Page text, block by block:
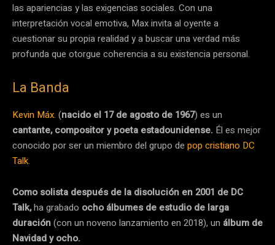
las apariencias y las exigencias sociales. Con una
interpretación vocal emotiva, Max invita al oyente a
cuestionar su propia realidad y a buscar una verdad más
profunda que otorgue coherencia a su existencia personal.
La Banda
Kevin Máx. (nacido el 17 de agosto de 1967) es un
cantante, compositor y poeta estadounidense. Él es mejor
conocido por ser un miembro del grupo de pop cristiano DC
Talk.
Como solista después de la disolución en 2001 de DC
Talk,ha grabado ocho álbumes de estudio de larga
duración(con un noveno lanzamiento en 2018), un álbum de
Navidad y ocho.